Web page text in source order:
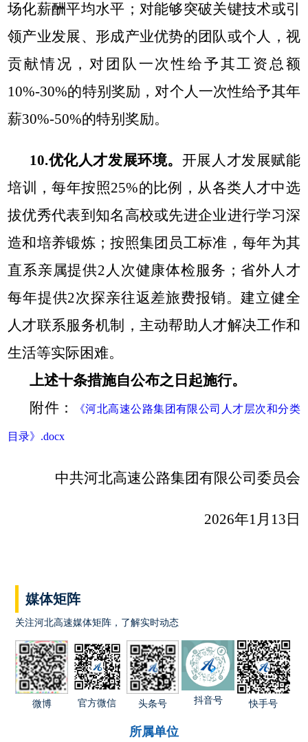
场化薪酬平均水平；对能够突破关键技术或引
领产业发展、形成产业优势的团队或个人，视
贡献情况，对团队一次性给予其工资总额
10%-30%的特别奖励，对个人一次性给予其年
薪30%-50%的特别奖励。
10.优化人才发展环境。 开展人才发展赋能
培训，每年按照25%的比例，从各类人才中选
拔优秀代表到知名高校或先进企业进行学习深
造和培养锻炼；按照集团员工标准，每年为其
直系亲属提供2人次健康体检服务；省外人才
每年提供2次探亲往返差旅费报销。建立健全
人才联系服务机制，主动帮助人才解决工作和
生活等实际困难。
上述十条措施自公布之日起施行。
附件：
《河北高速公路集团有限公司人才层次和分类
目录》.docx
中共河北高速公路集团有限公司委员会
2026年1月13日
媒体矩阵
关注河北高速媒体矩阵，了解实时动态
微博 官方微信 头条号 抖音号 快手号
所属单位